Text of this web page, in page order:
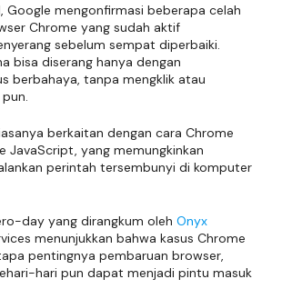
Google mengonfirmasi beberapa celah
Chrome yang sudah aktif
sebelum sempat diperbaiki.
bisa diserang hanya dengan
berbahaya, tanpa mengklik atau
berkaitan dengan cara Chrome
JavaScript, yang memungkinkan
perintah tersembunyi di komputer
day yang dirangkum oleh Onyx
menunjukkan bahwa kasus Chrome
pentingnya pembaruan browser,
hari pun dapat menjadi pintu masuk